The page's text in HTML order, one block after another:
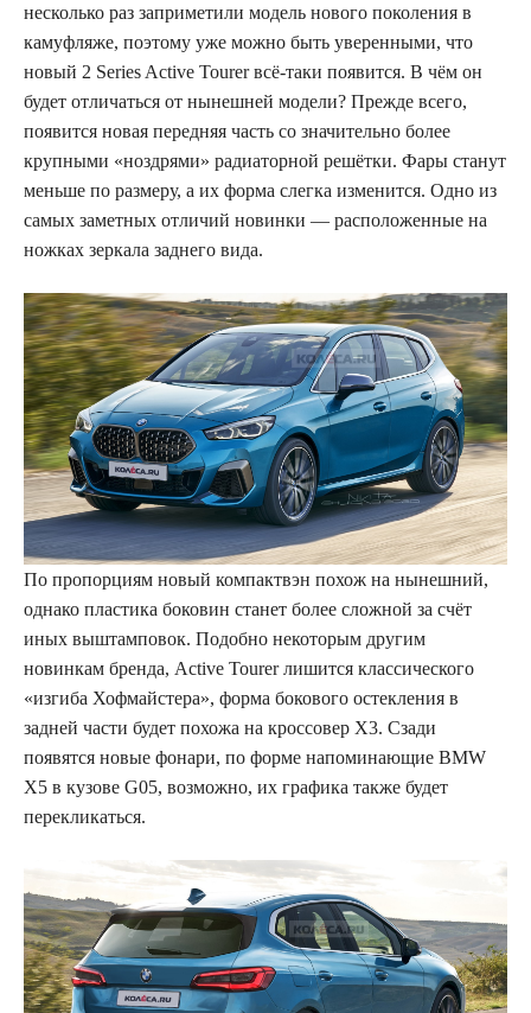
несколько раз заприметили модель нового поколения в
камуфляже, поэтому уже можно быть уверенными, что
новый 2 Series Active Tourer всё-таки появится. В чём он
будет отличаться от нынешней модели? Прежде всего,
появится новая передняя часть со значительно более
крупными «ноздрями» радиаторной решётки. Фары станут
меньше по размеру, а их форма слегка изменится. Одно из
самых заметных отличий новинки — расположенные на
ножках зеркала заднего вида.
По пропорциям новый компактвэн похож на нынешний,
однако пластика боковин станет более сложной за счёт
иных выштамповок. Подобно некоторым другим
новинкам бренда, Active Tourer лишится классического
«изгиба Хофмайстера», форма бокового остекления в
задней части будет похожа на кроссовер X3. Сзади
появятся новые фонари, по форме напоминающие BMW
Х5 в кузове G05, возможно, их графика также будет
перекликаться.